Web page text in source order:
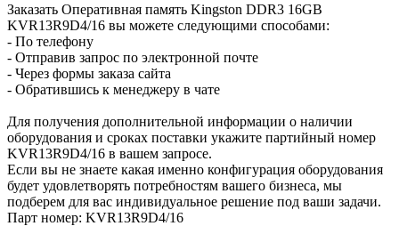
Заказать Оперативная память Kingston DDR3 16GB
KVR13R9D4/16 вы можете следующими способами:
- По телефону
- Отправив запрос по электронной почте
- Через формы заказа сайта
- Обратившись к менеджеру в чате
Для получения дополнительной информации о наличии
оборудования и сроках поставки укажите партийный номер
KVR13R9D4/16 в вашем запросе.
Если вы не знаете какая именно конфигурация оборудования
будет удовлетворять потребностям вашего бизнеса, мы
подберем для вас индивидуальное решение под ваши задачи.
Парт номер: KVR13R9D4/16